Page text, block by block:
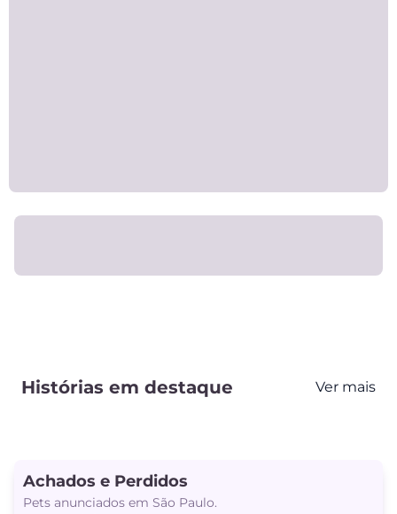
Histórias em destaque Ver mais
Achados e Perdidos
Pets anunciados em São Paulo.